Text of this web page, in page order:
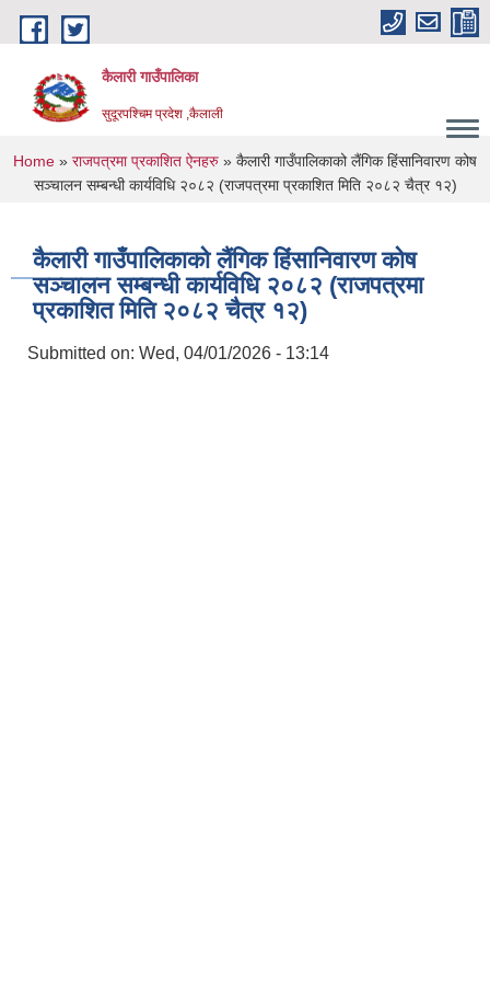
Skip to main content
कैलारी गाउँपालिका
सुदूरपश्चिम प्रदेश ,कैलाली
You are here
Home » राजपत्रमा प्रकाशित ऐनहरु » कैलारी गाउँपालिकाको लैंगिक हिंसानिवारण कोष
सञ्चालन सम्बन्धी कार्यविधि २०८२ (राजपत्रमा प्रकाशित मिति २०८२ चैत्र १२)
कैलारी गाउँपालिकाको लैंगिक हिंसानिवारण कोष
सञ्चालन सम्बन्धी कार्यविधि २०८२ (राजपत्रमा
प्रकाशित मिति २०८२ चैत्र १२)
Submitted on: Wed, 04/01/2026 - 13:14